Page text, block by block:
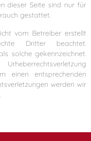
dieser Seite sind nur für
gestattet.
vom Betreiber erstellt
Dritter beachtet.
solche gekennzeichnet.
einen entsprechenden
werden wir